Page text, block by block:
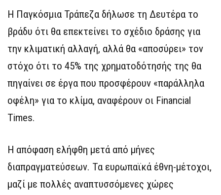
Η Παγκόσμια Τράπεζα δήλωσε τη Δευτέρα το
βράδυ ότι θα επεκτείνει το σχέδιο δράσης για
την κλιματική αλλαγή, αλλά θα «αποσύρει» τον
στόχο ότι το 45% της χρηματοδότησής της θα
πηγαίνει σε έργα που προσφέρουν «παράλληλα
οφέλη» για το κλίμα, αναφέρουν οι Financial
Times.
Η απόφαση ελήφθη μετά από μήνες
διαπραγματεύσεων. Τα ευρωπαϊκά έθνη-μέτοχοι,
μαζί με πολλές αναπτυσσόμενες χώρες